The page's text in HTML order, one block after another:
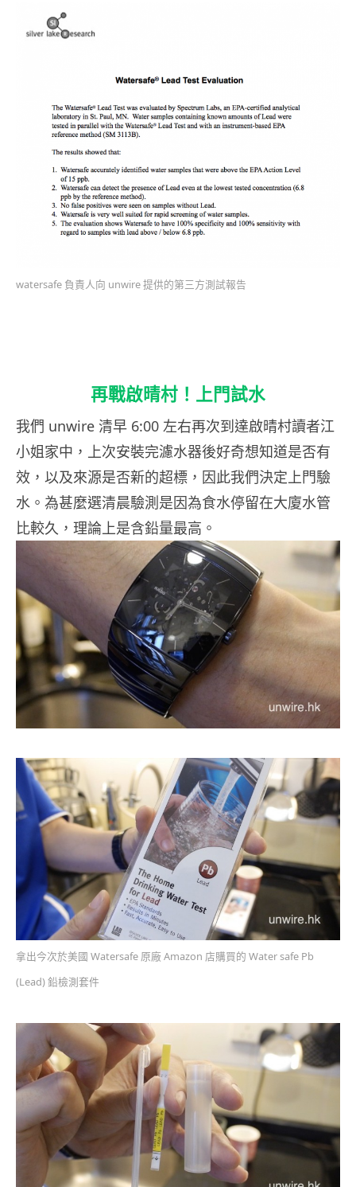
watersafe 負責人向 unwire 提供的第三方測試報告
再戰啟晴村！上門試水
我們 unwire 清早 6:00 左右再次到達啟晴村讀者江
小姐家中，上次安裝完濾水器後好奇想知道是否有
效，以及來源是否新的超標，因此我們決定上門驗
水。為甚麼選清晨驗測是因為食水停留在大廈水管
比較久，理論上是含鉛量最高。
拿出今次於美國 Watersafe 原廠 Amazon 店購買的 Water safe Pb
(Lead) 鉛檢測套件